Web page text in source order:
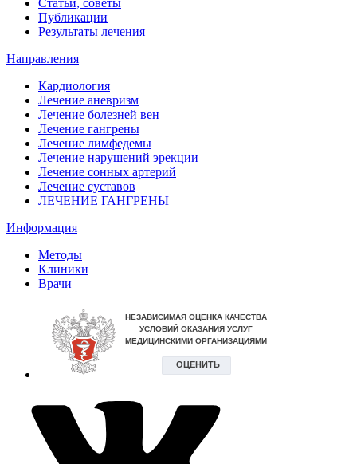
Публикации
Результаты лечения
Направления
Кардиология
Лечение аневризм
Лечение болезней вен
Лечение гангрены
Лечение лимфедемы
Лечение нарушений эрекции
Лечение сонных артерий
Лечение суставов
ЛЕЧЕНИЕ ГАНГРЕНЫ
Информация
Методы
Клиники
Врачи